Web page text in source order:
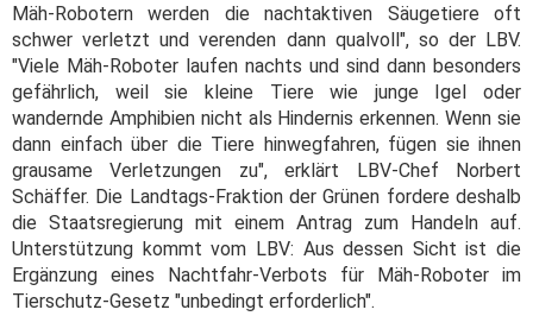
Mäh-Robotern werden die nachtaktiven Säugetiere oft
schwer verletzt und verenden dann qualvoll", so der LBV.
"Viele Mäh-Roboter laufen nachts und sind dann besonders
gefährlich, weil sie kleine Tiere wie junge Igel oder
wandernde Amphibien nicht als Hindernis erkennen. Wenn sie
dann einfach über die Tiere hinwegfahren, fügen sie ihnen
grausame Verletzungen zu", erklärt LBV-Chef Norbert
Schäffer. Die Landtags-Fraktion der Grünen fordere deshalb
die Staatsregierung mit einem Antrag zum Handeln auf.
Unterstützung kommt vom LBV: Aus dessen Sicht ist die
Ergänzung eines Nachtfahr-Verbots für Mäh-Roboter im
Tierschutz-Gesetz "unbedingt erforderlich".